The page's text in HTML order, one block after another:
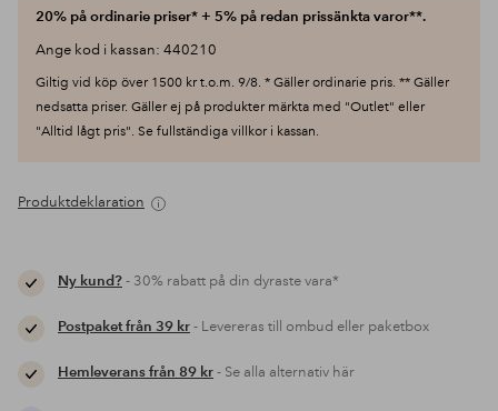
20% på ordinarie priser* + 5% på redan prissänkta varor**.
Ange kod i kassan: 440210
Giltig vid köp över 1500 kr t.o.m. 9/8. * Gäller ordinarie pris. ** Gäller
nedsatta priser. Gäller ej på produkter märkta med "Outlet" eller
"Alltid lågt pris". Se fullständiga villkor i kassan.
Produktdeklaration
Ny kund?- 30% rabatt på din dyraste vara*
Postpaket från 39 kr- Levereras till ombud eller paketbox
Hemleverans från 89 kr- Se alla alternativ här